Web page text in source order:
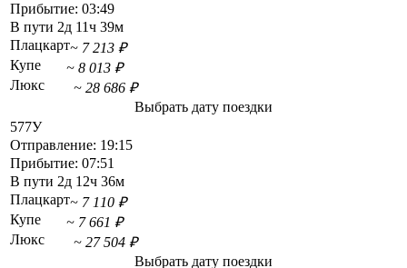
Прибытие: 03:49
В пути 2д 11ч 39м
Плацкарт~ 7 213 ₽
Купе
~ 8 013 ₽
Люкс
~ 28 686 ₽
Выбрать дату поездки
577У
Отправление: 19:15
Прибытие: 07:51
В пути 2д 12ч 36м
Плацкарт~ 7 110 ₽
Купе
~ 7 661 ₽
Люкс
~ 27 504 ₽
Выбрать дату поездки